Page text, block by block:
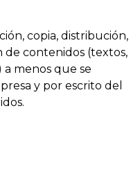
copia, distribución,
de contenidos (textos,
menos que se
y por escrito del